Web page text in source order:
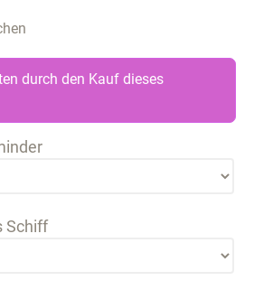
durch den Kauf dieses
Schiff